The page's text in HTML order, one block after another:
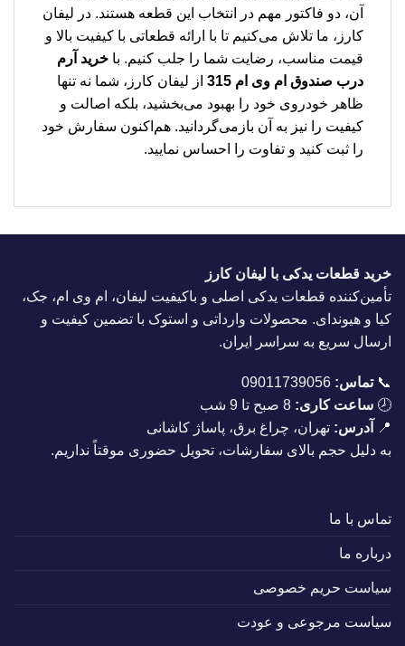
آن، دو فاکتور مهم در انتخاب این قطعه هستند. در لیفان
کارز، ما تلاش می‌کنیم تا با ارائه قطعاتی با کیفیت بالا و
قیمت مناسب، رضایت شما را جلب کنیم. با خرید آرم
درب صندوق ام وی ام 315
از لیفان کارز، شما نه تنها
ظاهر خودروی خود را بهبود می‌بخشید، بلکه اصالت و
کیفیت را نیز به آن بازمی‌گردانید. هم‌اکنون سفارش خود
را ثبت کنید و تفاوت را احساس نمایید.
خرید قطعات یدکی با لیفان کارز
تأمین‌کننده قطعات یدکی اصلی و باکیفیت لیفان، ام وی ام، جک،
کیا و هیوندای. محصولات وارداتی و استوک با تضمین کیفیت و
ارسال سریع به سراسر ایران.
📞تماس: 09011739056
🕗 ساعت کاری:
📍
آدرس: تهران، چراغ برق، پاساژ کاشانی
به دلیل حجم بالای سفارشات، تحویل حضوری موقتاً نداریم.
تماس با ما
درباره ما
سیاست حریم خصوصی
سیاست مرجوعی و عودت